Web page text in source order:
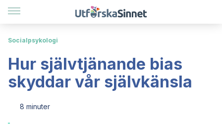
Socialpsykologi
Hur självtjänande bias
skyddar vår självkänsla
8 minuter